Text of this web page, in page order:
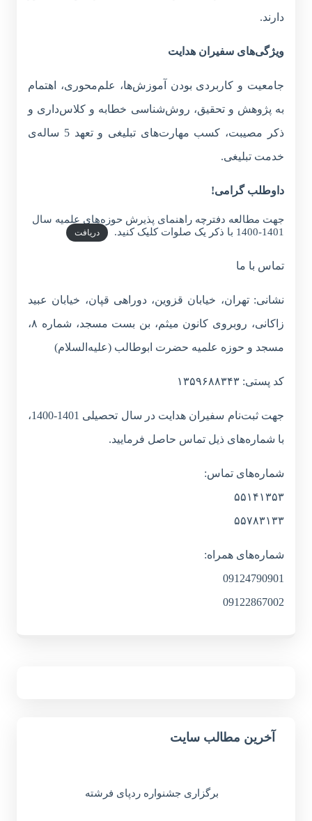
دارند.
ویژگی‌های سفیران هدایت
جامعیت و کاربردی بودن آموزش‌ها، علم‌محوری، اهتمام
به پژوهش و تحقیق، روش‌شناسی خطابه و کلاس‌داری و
ذکر مصیبت، کسب مهارت‌های تبلیغی و تعهد 5 ساله‌ی
خدمت تبلیغی.
داوطلب گرامی!
جهت مطالعه دفترچه راهنمای پذیرش حوزه‌های علمیه سال
1401-1400 با ذکر یک صلوات کلیک کنید.
دریافت
تماس با ما
نشانی: تهران، خیابان قزوین، دوراهی قپان، خیابان عبید
زاکانی، روبروی کانون میثم، بن بست مسجد، شماره ۸،
مسجد و حوزه علمیه حضرت ابوطالب (علیه‌السلام)
کد پستی: ۱۳۵۹۶۸۸۳۴۳
جهت ثبت‌نام سفیران هدایت در سال تحصیلی 1401-1400،
با شماره‌های ذیل تماس حاصل فرمایید.
شماره‌های تماس:
۵۵۱۴۱۳۵۳
۵۵۷۸۳۱۳۳
شماره‌های همراه:
09124790901
09122867002
آخرین مطالب سایت
برگزاری جشنواره ردپای فرشته